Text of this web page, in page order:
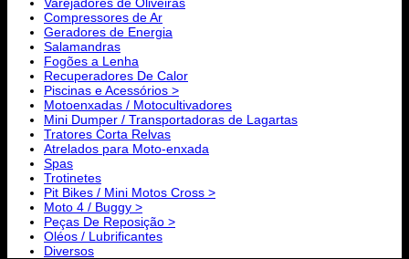
Compressores de Ar
Geradores de Energia
Salamandras
Fogões a Lenha
Recuperadores De Calor
Piscinas e Acessórios >
Motoenxadas / Motocultivadores
Mini Dumper / Transportadoras de Lagartas
Tratores Corta Relvas
Atrelados para Moto-enxada
Spas
Trotinetes
Pit Bikes / Mini Motos Cross >
Moto 4 / Buggy >
Peças De Reposição >
Oléos / Lubrificantes
Diversos